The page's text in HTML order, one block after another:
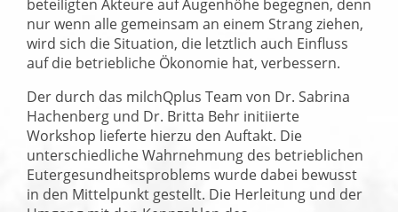
beteiligten Akteure auf Augenhöhe begegnen, denn
nur wenn alle gemeinsam an einem Strang ziehen,
wird sich die Situation, die letztlich auch Einfluss
auf die betriebliche Ökonomie hat, verbessern.
Der durch das milchQplus Team von Dr. Sabrina
Hachenberg und Dr. Britta Behr initiierte
Workshop lieferte hierzu den Auftakt. Die
unterschiedliche Wahrnehmung des betrieblichen
Eutergesundheitsproblems wurde dabei bewusst
in den Mittelpunkt gestellt. Die Herleitung und der